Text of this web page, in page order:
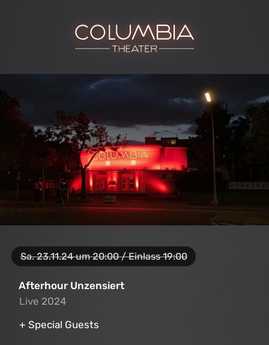
Sa. 23.11.24 um 20:00 / Einlass 19:00
Afterhour Unzensiert
Live 2024
Live 2024
+ Special Guests